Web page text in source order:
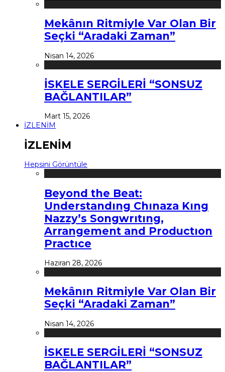
Mekânın Ritmiyle Var Olan Bir
Seçki “Aradaki Zaman”
Nisan 14, 2026
İSKELE SERGİLERİ “SONSUZ
BAĞLANTILAR”
Mart 15, 2026
İZLENİM
İZLENİM
Hepsini Görüntüle
Beyond the Beat:
Understandıng Chınaza Kıng
Nazzy’s Songwrıtıng,
Arrangement and Productıon
Practıce
Haziran 28, 2026
Mekânın Ritmiyle Var Olan Bir
Seçki “Aradaki Zaman”
Nisan 14, 2026
İSKELE SERGİLERİ “SONSUZ
BAĞLANTILAR”